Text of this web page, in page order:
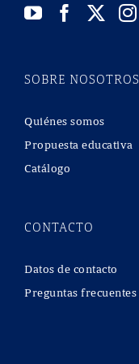
SOBRE NOSOTROS
Quiénes somos
Propuesta educativa
Catálogo
CONTACTO
Datos de contacto
Preguntas frecuentes